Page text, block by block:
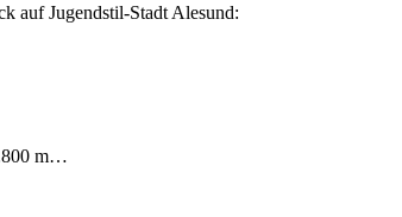
auf Jugendstil-Stadt Alesund:
m…